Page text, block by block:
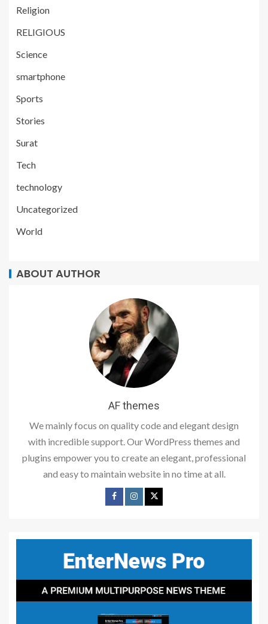
Religion
RELIGIOUS
Science
smartphone
Sports
Stories
Surat
Tech
technology
Uncategorized
World
ABOUT AUTHOR
AF themes
We mainly focus on quality code and elegant design
with incredible support. Our WordPress themes and
plugins empower you to create an elegant, professional
and easy to maintain website in no time at all.